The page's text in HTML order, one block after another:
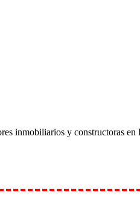
inmobiliarios y constructoras